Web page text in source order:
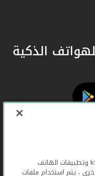
عندما تستخدم ,kfh.com, kfhonline.com وتطبيقات الهاتف
، يتم استخدام ملفات